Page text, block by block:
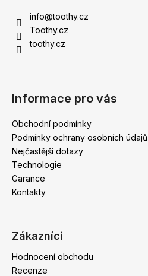
info@toothy.cz
Toothy.cz
toothy.cz
Informace pro vás
Obchodní podmínky
Podmínky ochrany osobních údajů
Nejčastější dotazy
Technologie
Garance
Kontakty
Zákazníci
Hodnocení obchodu
Recenze